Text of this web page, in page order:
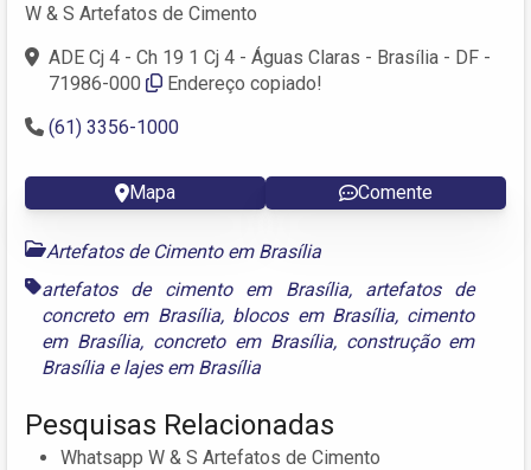
W & S Artefatos de Cimento
ADE Cj 4 - Ch 19 1 Cj 4 - Águas Claras - Brasília - DF -
71986-000
Endereço copiado!
(61) 3356-1000
Mapa Comente
Artefatos de Cimento em Brasília
artefatos de cimento em Brasília, artefatos de
concreto em Brasília, blocos em Brasília, cimento
em Brasília, concreto em Brasília, construção em
Brasília elajes em Brasília
Pesquisas Relacionadas
Whatsapp W & S Artefatos de Cimento